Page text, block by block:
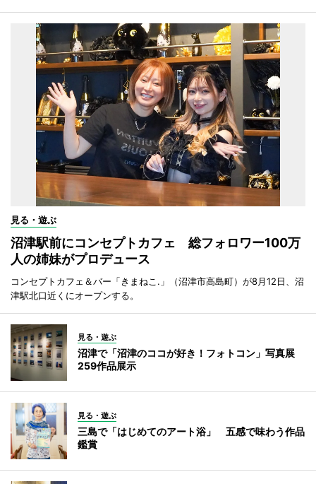
見る・遊ぶ
沼津駅前にコンセプトカフェ 総フォロワー100万
人の姉妹がプロデュース
コンセプトカフェ＆バー「きまねこ.」（沼津市高島町）が8月12日、沼
津駅北口近くにオープンする。
見る・遊ぶ
沼津で「沼津のココが好き！フォトコン」写真展
259作品展示
見る・遊ぶ
三島で「はじめてのアート浴」 五感で味わう作品
鑑賞